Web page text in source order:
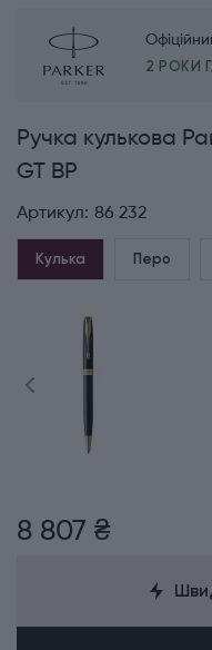
2 РОКИ
Ручка кулькова
GT BP
Артикул: 86 232
Кулька Перо
8 807 ₴